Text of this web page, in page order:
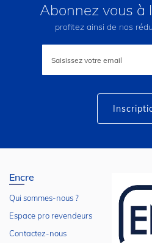
Abonnez vous à
profitez ainsi de nos
lettre
Encre
Qui sommes-nous ?
Espace pro revendeurs
Contactez-nous